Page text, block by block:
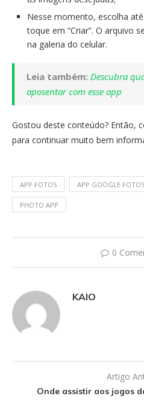
Nesse momento, escolha
toque em “Criar”. O arquivo
na galeria do celular.
Leia também: Descubra
aposentar com esse app
Gostou deste conteúdo? Então,
para continuar muito bem
APP FOTOS APP GOOGLE FOTOS
PHOTO APP
0
KAIO
Artigo
Onde assistir aos jogos